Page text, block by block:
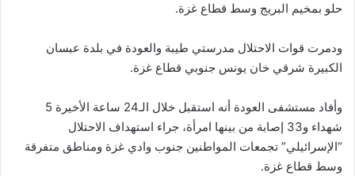
حلو بمخيم البريج وسط قطاع غزة.
ودمرت قوات الاحتلال مدرستي طيبة والعودة في بلدة عبسان
الكبيرة شرقي خان يونس جنوبي قطاع غزة.
وأفاد مستشفى العودة أنه استقبل خلال الـ24 ساعة الأخيرة 5
شهداء و33 إصابة من بينها امرأة، جراء استهداف الاحتلال
“الإسرائيلي” تجمعات المواطنين جنوب وادي غزة ومناطق متفرقة
وسط قطاع غزة.